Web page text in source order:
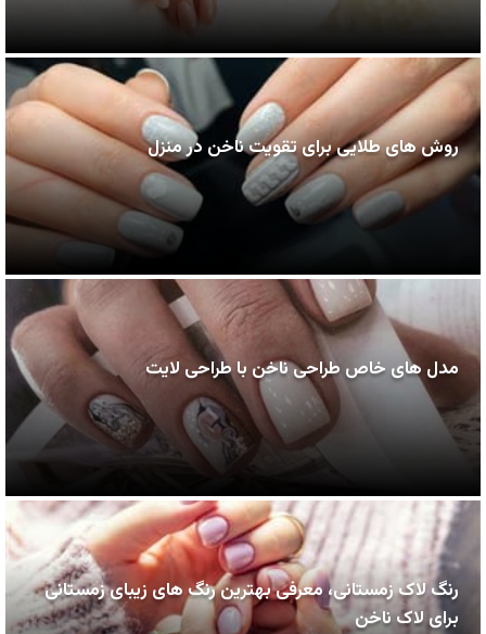
روش های طلایی برای تقویت ناخن در منزل
مدل های خاص طراحی ناخن با طراحی لایت
رنگ لاک زمستانی، معرفی بهترین رنگ‌ های زیبای زمستانی
برای لاک ناخن